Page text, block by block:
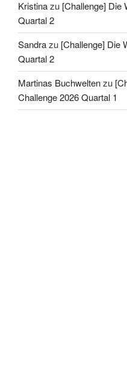
Kristinazu [Challenge] Die
Quartal 2
Sandrazu [Challenge] Die
Quartal 2
Martinas Buchweltenzu
Challenge 2026 Quartal 1